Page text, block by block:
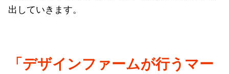
出していきます。
「デザインファームが行う マー